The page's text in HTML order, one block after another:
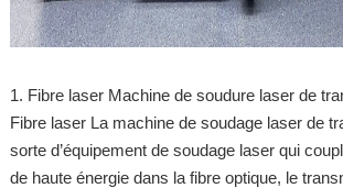
1. Fibre laser Machine de soudure laser de
Fibre laser La machine de soudage laser de
sorte d’équipement de soudage laser qui
de haute énergie dans la fibre optique, le